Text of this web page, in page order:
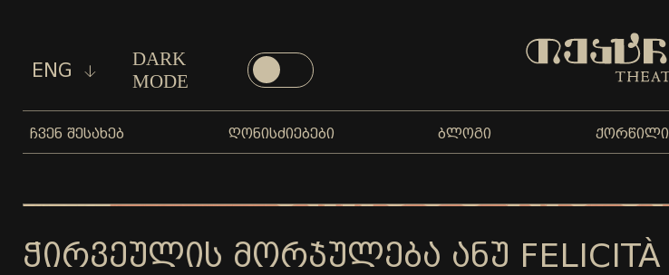
ENG
DARK
MODE
ᲩᲕᲔᲜ ᲨᲔᲡᲐᲮᲔᲑ ᲦᲝᲜᲘᲡᲫᲘᲔᲑᲔᲑᲘ ᲑᲚᲝᲒᲘ ᲥᲝᲠᲬᲘᲚᲘ
ᲭᲘᲠᲕᲔᲣᲚᲘᲡ ᲛᲝᲠᲯᲣᲚᲔᲑᲐ ᲐᲜᲣ FELICITÀ